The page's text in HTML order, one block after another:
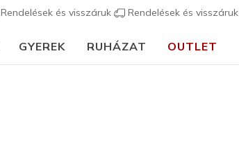
Rendelések és visszáruk Rendelések és visszáruk
GYEREK RUHÁZAT OUTLET